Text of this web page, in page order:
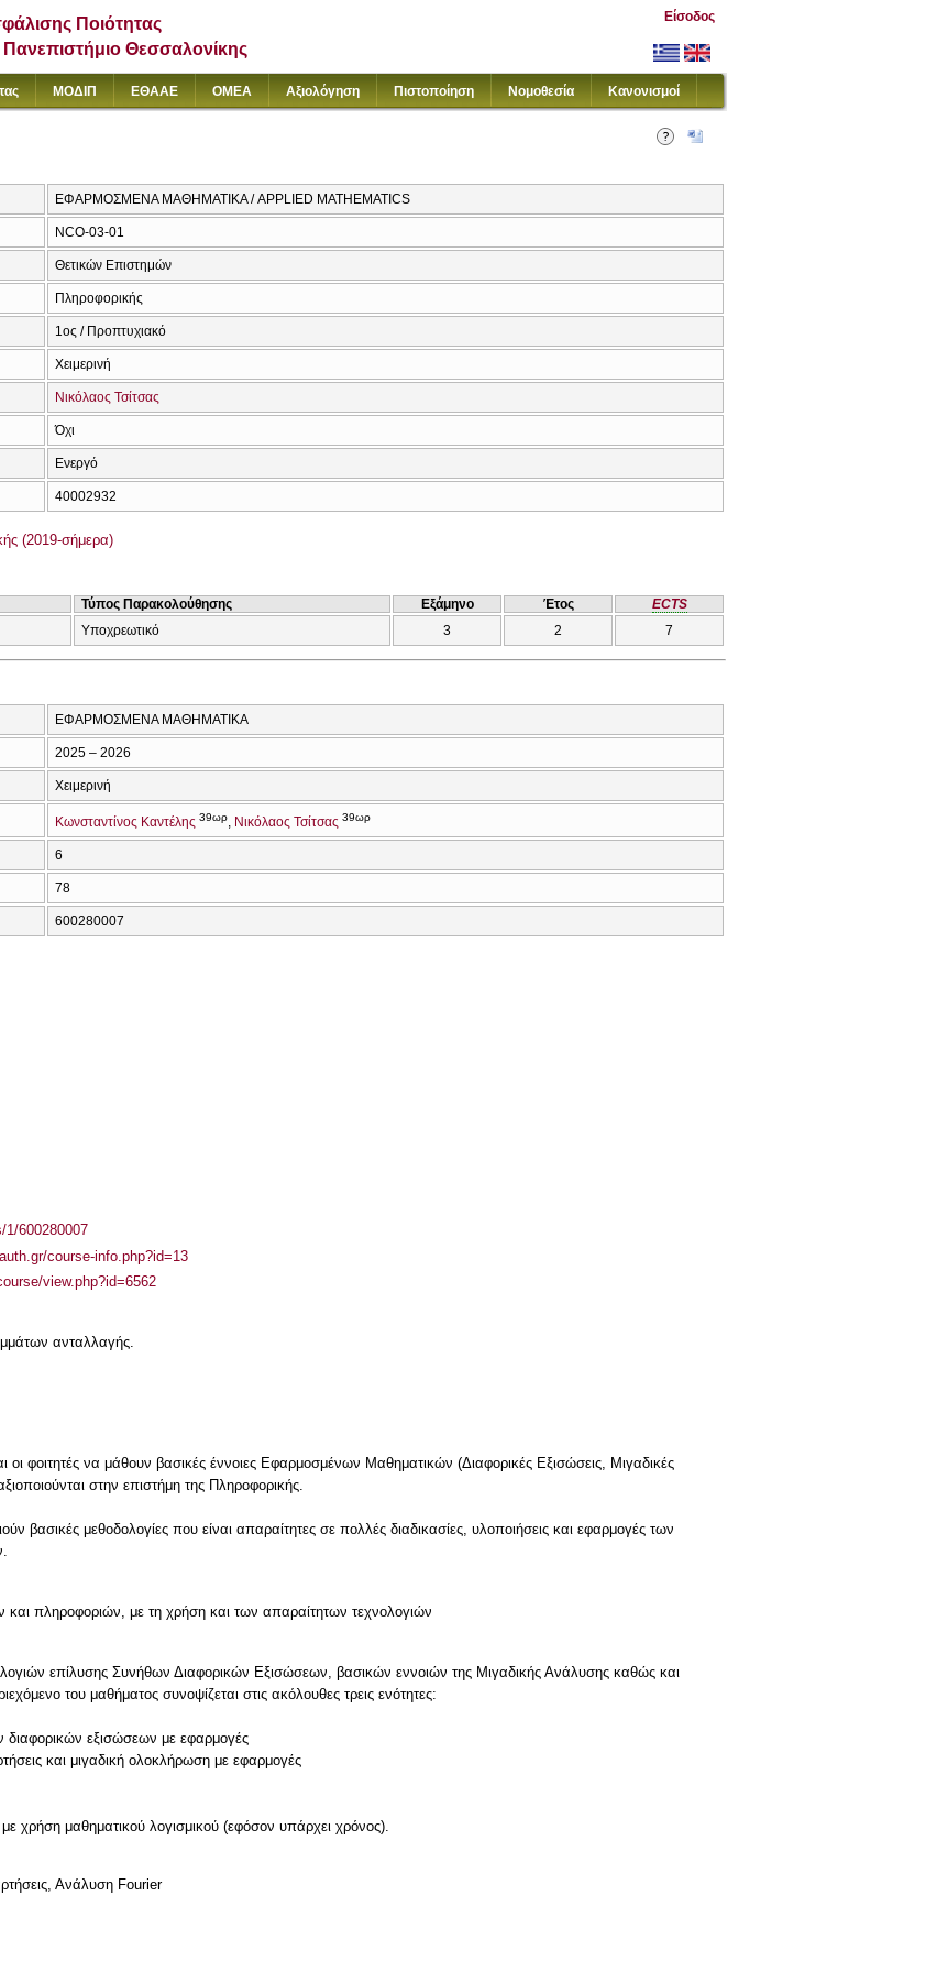
Ποιότητας
Πανεπιστήμιο Θεσσαλονίκης
Είσοδος
ΜΟΔΙΠ ΕΘΑΑΕ ΟΜΕΑ Αξιολόγηση Πιστοποίηση Νομοθεσία Κανονισμοί
ΕΦΑΡΜΟΣΜΕΝΑ ΜΑΘΗΜΑΤΙΚΑ / APPLIED MATHEMATICS
NCO-03-01
Θετικών Επιστημών
Πληροφορικής
1ος / Προπτυχιακό
Χειμερινή
Νικόλαος Τσίτσας
Όχι
Ενεργό
40002932
(2019-σήμερα)
Τύπος Παρακολούθησης Εξάμηνο Έτος
ECTS
Υποχρεωτικό 3 2 7
ΕΦΑΡΜΟΣΜΕΝΑ ΜΑΘΗΜΑΤΙΚΑ
2025 – 2026
Χειμερινή
Κωνσταντίνος Καντέλης 39ωρ Νικόλαος Τσίτσας 39ωρ
6
78
600280007
1/600280007
course-info.php?id=13
view.php?id=6562
ανταλλαγής.
οι φοιτητές να μάθουν βασικές έννοιες Εφαρμοσμένων Μαθηματικών (Διαφορικές Εξισώσεις, Μιγαδικές
στην επιστήμη της Πληροφορικής.
βασικές μεθοδολογίες που είναι απαραίτητες σε πολλές διαδικασίες, υλοποιήσεις και εφαρμογές των
πληροφοριών, με τη χρήση και των απαραίτητων τεχνολογιών
επίλυσης Συνήθων Διαφορικών Εξισώσεων, βασικών εννοιών της Μιγαδικής Ανάλυσης καθώς και
του μαθήματος συνοψίζεται στις ακόλουθες τρεις ενότητες:
διαφορικών εξισώσεων με εφαρμογές
και μιγαδική ολοκλήρωση με εφαρμογές
Ανάλυση Fourier